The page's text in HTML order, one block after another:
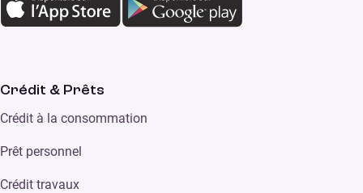
Crédit & Prêts
Crédit à la consommation
Prêt personnel
Crédit travaux